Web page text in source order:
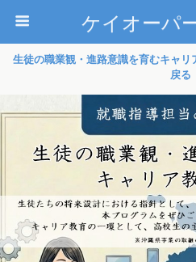
ケイオーパ
生徒の職業観・進路意識を育むキャ
戻る